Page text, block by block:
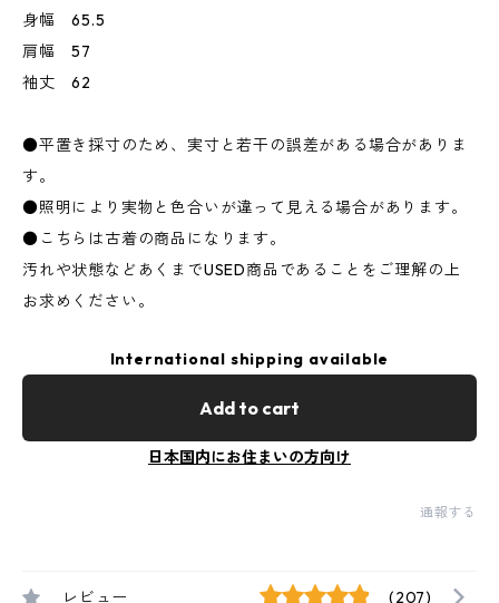
身幅 65.5
肩幅 57
袖丈 62
●平置き採寸のため、実寸と若干の誤差がある場合がありま
す。
●照明により実物と色合いが違って見える場合があります。
●こちらは古着の商品になります。
汚れや状態などあくまでUSED商品であることをご理解の上
お求めください。
International shipping available
Add to cart
日本国内にお住まいの方向け
通報する
レビュー (207)